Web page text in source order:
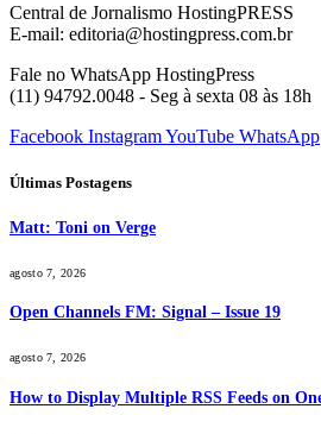
Central de Jornalismo HostingPRESS
E-mail: editoria@hostingpress.com.br
Fale no WhatsApp HostingPress
(11) 94792.0048 - Seg à sexta 08 às 18h
Facebook InstagramYouTube WhatsApp
Últimas Postagens
Matt: Toni on Verge
agosto 7, 2026
Open Channels FM: Signal – Issue 19
agosto 7, 2026
How to Display Multiple RSS Feeds on